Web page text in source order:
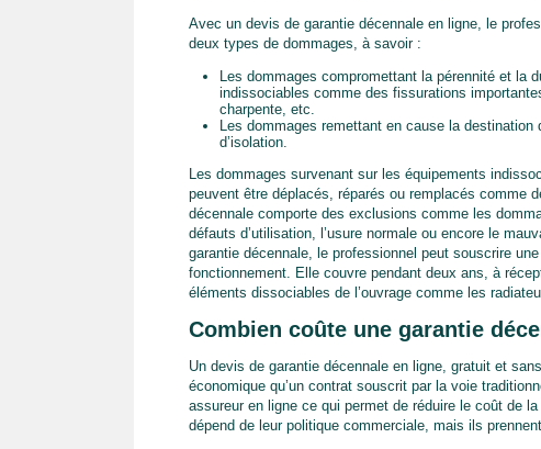
Avec un devis de garantie décennale en ligne, le
deux types de dommages, à savoir :
Les dommages compromettant la pérennité et la
indissociables comme des fissurations
charpente, etc.
Les dommages remettant en cause la destination
d’isolation.
Les dommages survenant sur les équipements
peuvent être déplacés, réparés ou remplacés comme
décennale comporte des exclusions comme les
défauts d’utilisation, l’usure normale ou encore le
garantie décennale, le professionnel peut souscrire
fonctionnement. Elle couvre pendant deux ans, à
éléments dissociables de l’ouvrage comme les
Combien coûte une garantie
Un devis de garantie décennale en ligne, gratuit et
économique qu’un contrat souscrit par la voie
assureur en ligne ce qui permet de réduire le coût de
dépend de leur politique commerciale, mais ils